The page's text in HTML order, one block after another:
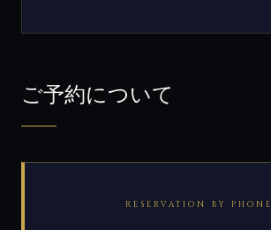
ご予約について
RESERVATION BY PHONE